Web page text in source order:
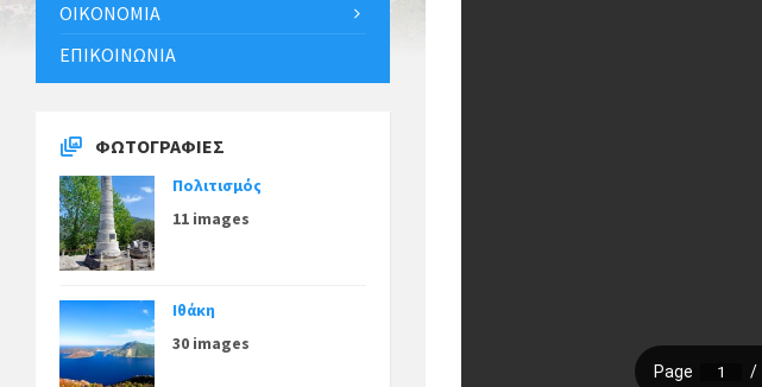
ΟΙΚΟΝΟΜΊΑ
ΕΠΙΚΟΙΝΩΝΊΑ
ΦΩΤΟΓΡΑΦΊΕΣ
Πολιτισμός
11 images
Ιθάκη
30 images